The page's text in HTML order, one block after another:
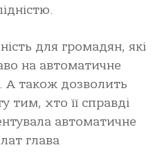
для громадян, які
на автоматичне
А також дозволить
тим, хто її справді
автоматичне
глава